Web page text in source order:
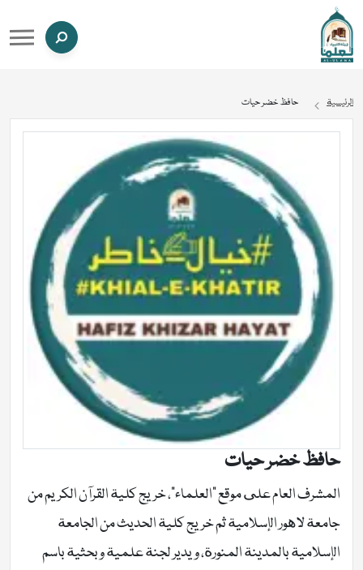
الرئيسية حافظ خضر حیات
حافظ خضر حیات
المشرف العام على موقع "العلماء"، خريج كلية القرآن الكريم من
جامعة لاهور الإسلامية ثم خريج كلية الحديث من الجامعة
الإسلامية بالمدينة المنورة، ويدير لجنة علمية وبحثية باسم